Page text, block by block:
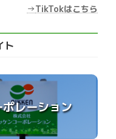
→TikTokはこちら
ト
レーション